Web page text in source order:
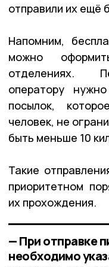
отправили их ещё
Напомним,
можно
отделениях.
оператору
посылок,
человек, не
быть меньше 10
Такие
приоритетном
их прохождения.
— При отправке
необходимо